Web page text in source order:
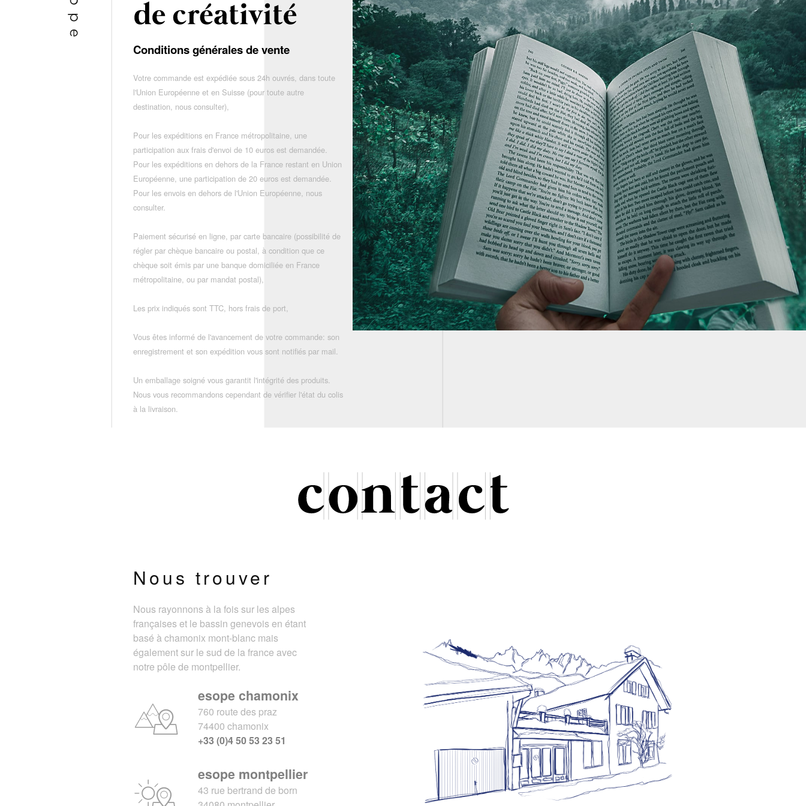
Conditions générales de vente
Votre commande est expédiée sous 24h ouvrés, dans toute
l'Union Européenne et en Suisse (pour toute autre
destination, nous consulter),
Pour les expéditions en France métropolitaine, une
participation aux frais d'envoi de 10 euros est demandée.
Pour les expéditions en dehors de la France restant en Union
Européenne, une participation de 20 euros est demandée.
Pour les envois en dehors de l'Union Européenne, nous
consulter.
Paiement sécurisé en ligne, par carte bancaire (possibilité de
régler par chèque bancaire ou postal, à condition que ce
chèque soit émis par une banque domiciliée en France
métropolitaine, ou par mandat postal),
Les prix indiqués sont TTC, hors frais de port,
Vous êtes informé de l'avancement de votre commande: son
enregistrement et son expédition vous sont notifiés par mail.
Un emballage soigné vous garantit l'intégrité des produits.
Nous vous recommandons cependant de vérifier l'état du colis
à la livraison.
Nous trouver
Nous rayonnons à la fois sur les alpes
françaises et le bassin genevois en étant
basé à chamonix mont-blanc mais
également sur le sud de la france avec
notre pôle de montpellier.
esope chamonix
760 route des praz
74400 chamonix
+33 (0)4 50 53 23 51
esope montpellier
43 rue bertrand de born